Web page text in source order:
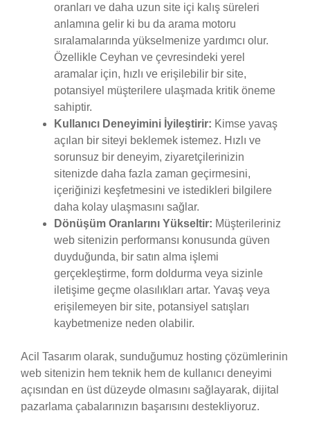
oranları ve daha uzun site içi kalış süreleri
anlamına gelir ki bu da arama motoru
sıralamalarında yükselmenize yardımcı olur.
Özellikle Ceyhan ve çevresindeki yerel
aramalar için, hızlı ve erişilebilir bir site,
potansiyel müşterilere ulaşmada kritik öneme
sahiptir.
Kullanıcı Deneyimini İyileştirir: Kimse yavaş
açılan bir siteyi beklemek istemez. Hızlı ve
sorunsuz bir deneyim, ziyaretçilerinizin
sitenizde daha fazla zaman geçirmesini,
içeriğinizi keşfetmesini ve istedikleri bilgilere
daha kolay ulaşmasını sağlar.
Dönüşüm Oranlarını Yükseltir: Müşterileriniz
web sitenizin performansı konusunda güven
duyduğunda, bir satın alma işlemi
gerçekleştirme, form doldurma veya sizinle
iletişime geçme olasılıkları artar. Yavaş veya
erişilemeyen bir site, potansiyel satışları
kaybetmenize neden olabilir.
Acil Tasarım olarak, sunduğumuz hosting çözümlerinin
web sitenizin hem teknik hem de kullanıcı deneyimi
açısından en üst düzeyde olmasını sağlayarak, dijital
pazarlama çabalarınızın başarısını destekliyoruz.